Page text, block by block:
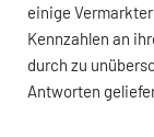
einige
Kennzahlen an
durch zu
Antworten